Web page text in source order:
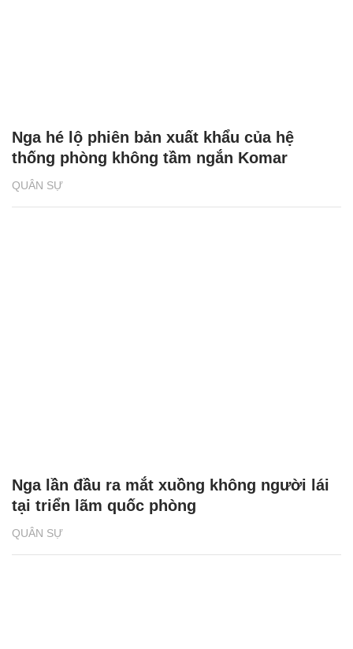
QUÂN SỰ
Nga hé lộ phiên bản xuất khẩu của hệ
thống phòng không tầm ngắn Komar
QUÂN SỰ
Nga lần đầu ra mắt xuồng không người lái
tại triển lãm quốc phòng